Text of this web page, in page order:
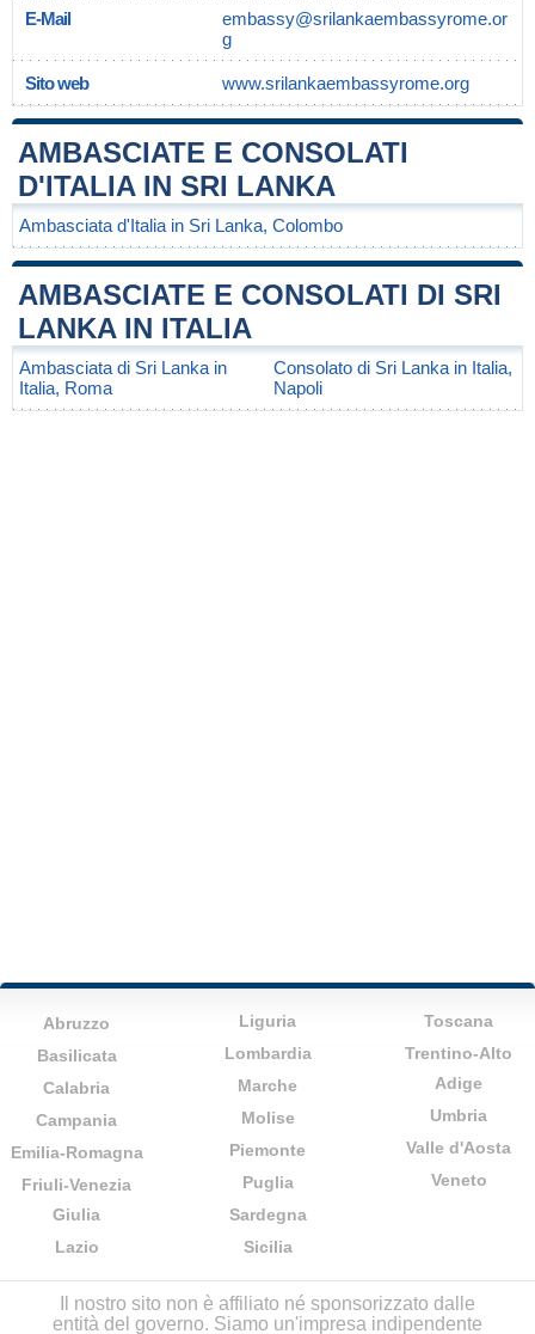
E-Mail
embassy@srilankaembassyrome.or
g
Sito web www.srilankaembassyrome.org
AMBASCIATE E CONSOLATI
D'ITALIA IN SRI LANKA
Ambasciata d'Italia in Sri Lanka, Colombo
AMBASCIATE E CONSOLATI DI SRI
LANKA IN ITALIA
Ambasciata di Sri Lanka in
Italia, Roma
Consolato di Sri Lanka in Italia,
Napoli
Abruzzo
Basilicata
Calabria
Campania
Emilia-Romagna
Friuli-Venezia
Giulia
Lazio
Liguria
Lombardia
Marche
Molise
Piemonte
Puglia
Sardegna
Sicilia
Toscana
Trentino-Alto
Adige
Umbria
Valle d'Aosta
Veneto
Il nostro sito non è affiliato né sponsorizzato dalle
entità del governo. Siamo un'impresa indipendente